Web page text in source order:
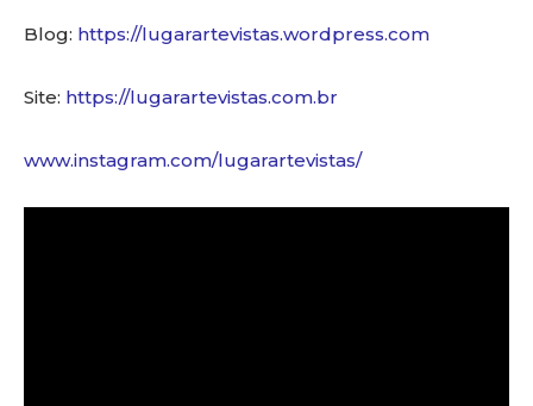
Blog: https://lugarartevistas.wordpress.com
Site: https://lugarartevistas.com.br
www.instagram.com/lugarartevistas/